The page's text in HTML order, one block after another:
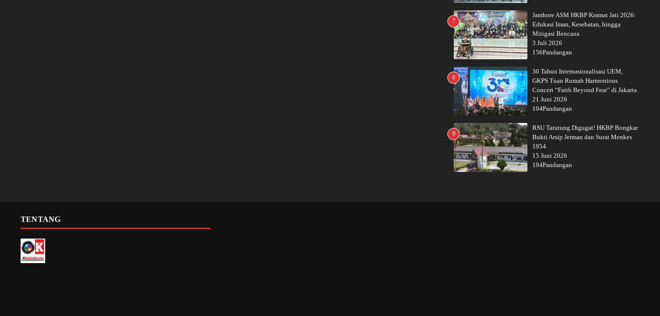
7
Jambore ASM HKBP Kramat Jati 2026:
Edukasi Iman, Kesehatan, hingga
Mitigasi Bencana
3 Juli 2026
156Pandangan
8
30 Tahun Internasionalisasi UEM,
GKPS Tuan Rumah Harmonious
Concert “Faith Beyond Fear” di Jakarta
21 Juni 2026
104Pandangan
9
RSU Tarutung Digugat! HKBP Bongkar
Bukti Arsip Jerman dan Surat Menkes
1954
15 Juni 2026
194Pandangan
TENTANG